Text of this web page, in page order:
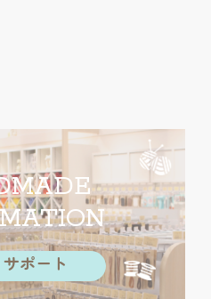
ポート